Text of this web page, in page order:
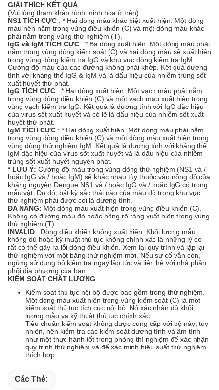
GIẢI THÍCH KẾT QUẢ
(Vui lòng tham khảo hình minh họa ở trên)
NS1 TÍCH CỰC : * Hai dòng màu khác biệt xuất hiện. Một dòng
màu nên nằm trong vùng điều khiển (C) và một dòng màu khác
phải nằm trong vùng thử nghiệm (T).
IgG và IgM TÍCH CỰC : * Ba dòng xuất hiện. Một dòng màu phải
nằm trong vùng dòng kiểm soát (C) và hai dòng màu sẽ xuất hiện
trong vùng dòng kiểm tra IgG và khu vực dòng kiểm tra IgM.
Cường độ màu của các đường không phải khớp. Kết quả dương
tính với kháng thể IgG & IgM và là dấu hiệu của nhiễm trùng sốt
xuất huyết thứ phát.
IgG TÍCH CỰC : * Hai dòng xuất hiện. Một vạch màu phải nằm
trong vùng dòng điều khiển (C) và một vạch màu xuất hiện trong
vùng vạch kiểm tra IgG. Kết quả là dương tính với IgG đặc hiệu
của virus sốt xuất huyết và có lẽ là dấu hiệu của nhiễm sốt xuất
huyết thứ phát.
IgM TÍCH CỰC : * Hai dòng xuất hiện. Một dòng màu phải nằm
trong vùng dòng điều khiển (C) và một dòng màu xuất hiện trong
vùng dòng thử nghiệm IgM. Kết quả là dương tính với kháng thể
IgM đặc hiệu của virus sốt xuất huyết và là dấu hiệu của nhiễm
trùng sốt xuất huyết nguyên phát.
* LƯU Ý: Cường độ màu trong vùng dòng thử nghiệm (NS1 và /
hoặc IgG và / hoặc IgM) sẽ khác nhau tùy thuộc vào nồng độ của
kháng nguyên Dengue NS1 và / hoặc IgG và / hoặc IgG có trong
mẫu vật. Do đó, bất kỳ sắc thái nào của màu đỏ trong khu vực
thử nghiệm phải được coi là dương tính.
ĐA NĂNG: Một dòng màu xuất hiện trong vùng điều khiển (C).
Không có đường màu đỏ hoặc hồng rõ ràng xuất hiện trong vùng
thử nghiệm (T).
INVALID : Dòng điều khiển không xuất hiện. Khối lượng mẫu
không đủ hoặc kỹ thuật thủ tục không chính xác là những lý do
rất có thể gây ra lỗi dòng điều khiển. Xem lại quy trình và lặp lại
thử nghiệm với một băng thử nghiệm mới. Nếu sự cố vẫn còn,
ngừng sử dụng bộ kiểm tra ngay lập tức và liên hệ với nhà phân
phối địa phương của bạn.
KIỂM SOÁT CHẤT LƯỢNG
Kiểm soát thủ tục nội bộ được bao gồm trong thử nghiệm.
Một dòng màu xuất hiện trong vùng kiểm soát (C) là một
kiểm soát thủ tục tích cực nội bộ. Nó xác nhận đủ khối
lượng mẫu và kỹ thuật thủ tục chính xác.
Tiêu chuẩn kiểm soát không được cung cấp với bộ này; tuy
nhiên, nên kiểm tra các kiểm soát dương tính và âm tính
như một thực hành tốt trong phòng thí nghiệm để xác nhận
quy trình thử nghiệm và để xác minh hiệu suất thử nghiệm
thích hợp.
Các Thẻ: